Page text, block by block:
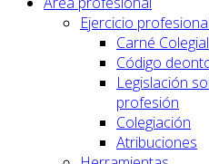
Ejercicio profesional
Carné Colegial
Código
Legislación
profesión
Colegiación
Atribuciones